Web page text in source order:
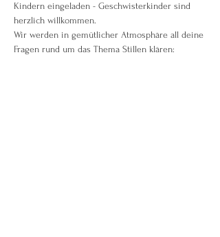
Kindern eingeladen - Geschwisterkinder sind
herzlich willkommen.
Wir werden in gemütlicher Atmosphäre all deine
Fragen rund um das Thema Stillen klären: